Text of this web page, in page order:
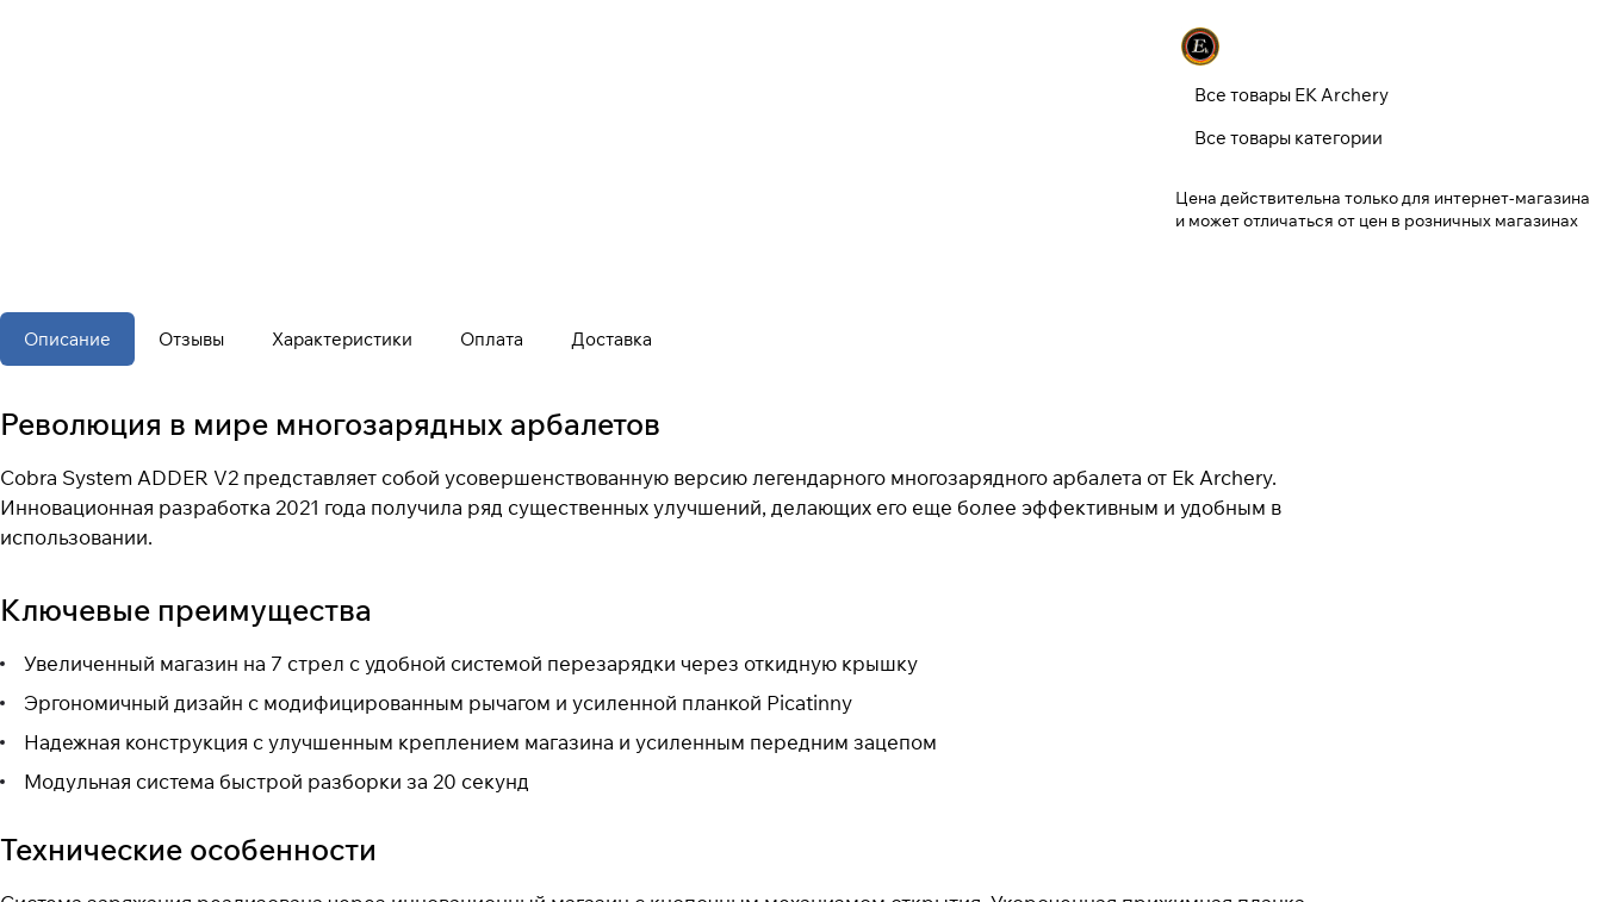
Все товары EK Archery
Все товары категории
Цена действительна только для интернет-магазина
и может отличаться от цен в розничных магазинах
Описание Отзывы Характеристики Оплата Доставка
Революция в мире многозарядных арбалетов
Cobra System ADDER V2 представляет собой усовершенствованную версию легендарного многозарядного арбалета от Ek Archery.
Инновационная разработка 2021 года получила ряд существенных улучшений, делающих его еще более эффективным и удобным в
использовании.
Ключевые преимущества
Увеличенный магазин на 7 стрел с удобной системой перезарядки через откидную крышку
Эргономичный дизайн с модифицированным рычагом и усиленной планкой Picatinny
Надежная конструкция с улучшенным креплением магазина и усиленным передним зацепом
Модульная система быстрой разборки за 20 секунд
Технические особенности